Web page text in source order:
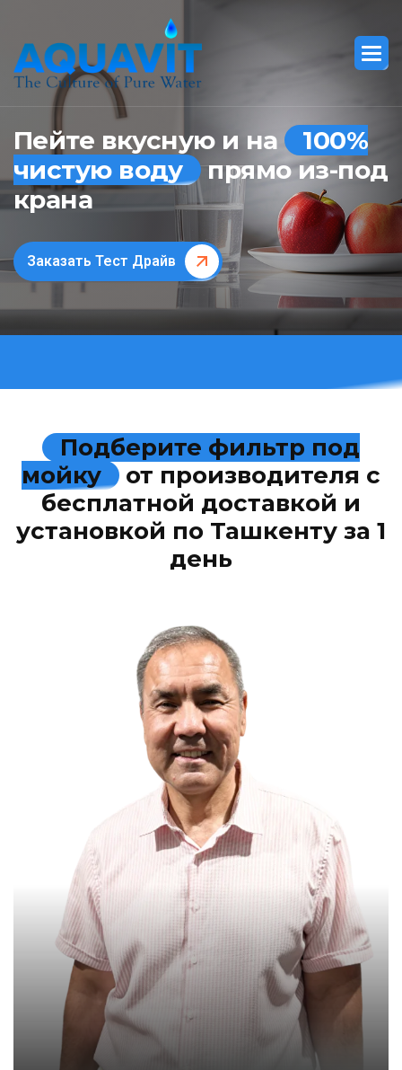
Пейте вкусную и на
100%
чистую воду прямо из-под
крана
Заказать Тест Драйв
Подберите фильтр под
мойку
от производителя с
бесплатной доставкой и
установкой по Ташкенту за 1
день